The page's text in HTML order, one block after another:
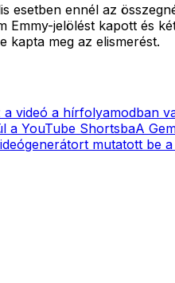
esetben ennél az
Emmy-jelölést kapott és
kapta meg az elismerést.
a videó a hírfolyamodban
a YouTube ShortsbaA
mutatott be